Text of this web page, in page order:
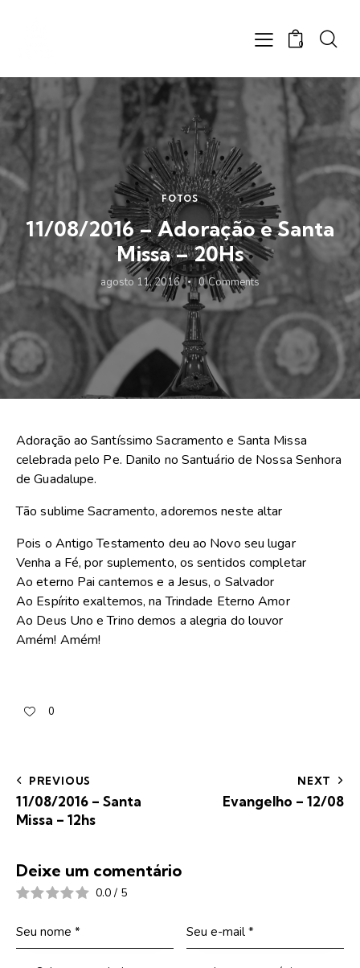
0
FOTOS
11/08/2016 – Adoração e Santa
Missa – 20Hs
agosto 11, 2016 0 Comments
Adoração ao Santíssimo Sacramento e Santa Missa
celebrada pelo Pe. Danilo no Santuário de Nossa Senhora
de Guadalupe.
Tão sublime Sacramento, adoremos neste altar
Pois o Antigo Testamento deu ao Novo seu lugar
Venha a Fé, por suplemento, os sentidos completar
Ao eterno Pai cantemos e a Jesus, o Salvador
Ao Espírito exaltemos, na Trindade Eterno Amor
Ao Deus Uno e Trino demos a alegria do louvor
Amém! Amém!
0
PREVIOUS
11/08/2016 – Santa
Missa – 12hs
NEXT
Evangelho – 12/08
Deixe um comentário
0.0 / 5